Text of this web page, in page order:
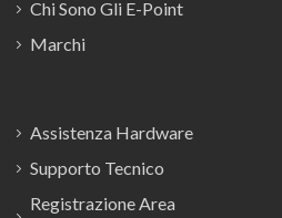
Chi Sono Gli E-Point
Marchi
Assistenza Hardware
Supporto Tecnico
Registrazione Area